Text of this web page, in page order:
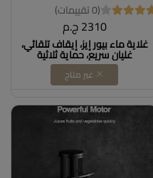
(0 تقييمات)
2310 ج.م
غلاية ماء بيور إيز، إيقاف تلقائي،
غليان سريع، حماية ثلاثية
الاتجاهات Dollars for import غير متاح